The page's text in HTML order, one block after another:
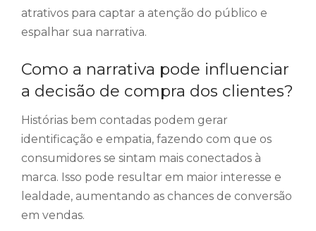
atrativos para captar a atenção do público e
espalhar sua narrativa.
Como a narrativa pode influenciar
a decisão de compra dos clientes?
Histórias bem contadas podem gerar
identificação e empatia, fazendo com que os
consumidores se sintam mais conectados à
marca. Isso pode resultar em maior interesse e
lealdade, aumentando as chances de conversão
em vendas.